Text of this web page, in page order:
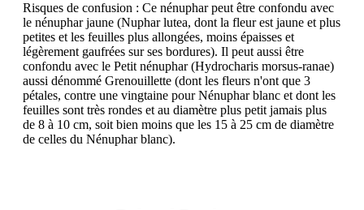
Risques de confusion : Ce nénuphar peut être confondu avec
le nénuphar jaune (Nuphar lutea, dont la fleur est jaune et plus
petites et les feuilles plus allongées, moins épaisses et
légèrement gaufrées sur ses bordures). Il peut aussi être
confondu avec le Petit nénuphar (Hydrocharis morsus-ranae)
aussi dénommé Grenouillette (dont les fleurs n'ont que 3
pétales, contre une vingtaine pour Nénuphar blanc et dont les
feuilles sont très rondes et au diamètre plus petit jamais plus
de 8 à 10 cm, soit bien moins que les 15 à 25 cm de diamètre
de celles du Nénuphar blanc).